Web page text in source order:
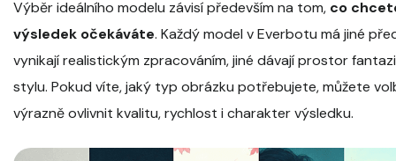
Výběr ideálního modelu závisí především na tom, co
výsledek očekáváte. Každý model v Everbotu má jiné
vynikají realistickým zpracováním, jiné dávají prostor
stylu. Pokud víte, jaký typ obrázku potřebujete, můžete
výrazně ovlivnit kvalitu, rychlost i charakter výsledku.